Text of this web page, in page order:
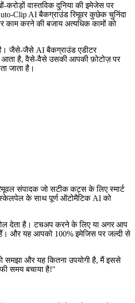
करोड़ों वास्तविक दुनिया की इमेजेस पर
Clip AI बैकग्राउंड रिमूवर कुछेक चुनिंदा
काम करने की बजाय अत्यधिक कामों को
जैसे-जैसे AI बैकग्राउंड एडीटर
आता है, वैसे-वैसे उसकी आपकी फ़ोटोज़ पर
जाता है।
संपादक जो सटीक कट्स के लिए स्मार्ट
के साथ पूर्ण ऑटोमैटिक AI को
देता है। टचअप करने के लिए या अगर आप
और यह आपको 100% इमेजिस पर जल्दी से
और यह कितना उपयोगी है, मैं इससे
समय बचाया है!"